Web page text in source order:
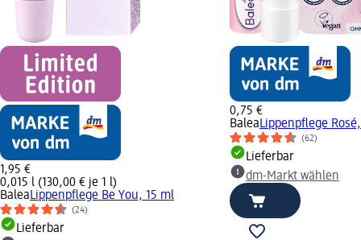
1,95 €
0,015 l (130,00 € je 1 l)
BaleaLippenpflege Be You, 15 ml
(24)
Lieferbar
0,75 €
BaleaLippenpflege
(62)
Lieferbar
dm-Markt wählen